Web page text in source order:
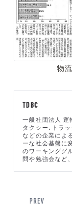
物
TDBC
一般社団法人 運
タクシー､トラ
などの企業によ
ーな社会基盤に
のワーキンググ
問や勉強会など
PREV